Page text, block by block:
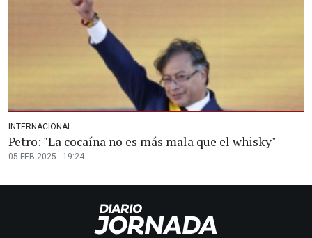
INTERNACIONAL
Petro: "La cocaína no es más mala que el whisky"
05 FEB 2025 - 19:24